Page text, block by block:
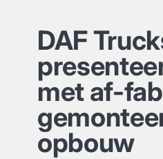
DAF
met af-
opbouw